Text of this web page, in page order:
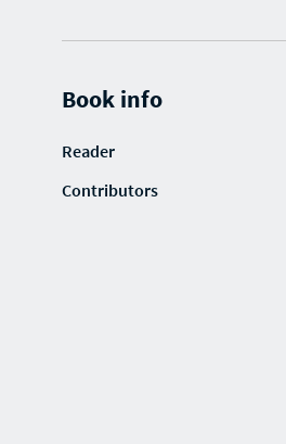
Book info
Reader
Contributors